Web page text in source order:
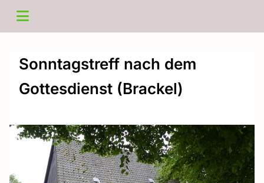
Sonntagstreff nach dem
Gottesdienst (Brackel)